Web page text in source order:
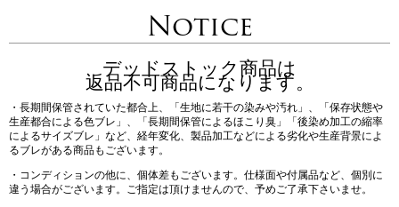
Notice
デッドストック商品は
返品不可商品になります。
・長期間保管されていた都合上、「生地に若干の染みや汚れ」、「保存状態や
生産都合による色ブレ」、「長期間保管によるほこり臭」「後染め加工の縮率
によるサイズブレ」など、経年変化、製品加工などによる劣化や生産背景によ
るブレがある商品もございます。
・コンディションの他に、個体差もございます。仕様面や付属品など、個別に
違う場合がございます。ご指定は頂けませんので、予めご了承下さいませ。